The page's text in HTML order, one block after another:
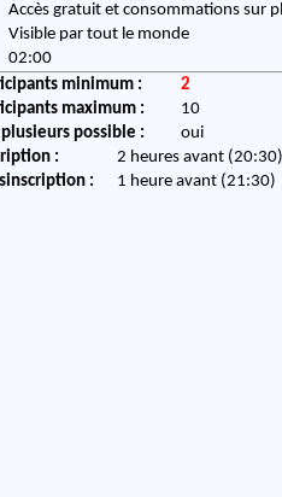
Accès gratuit et consommations sur
Visible par tout le monde
02:00
minimum :
2
maximum :
10
possible :
oui
:
2 heures avant (20:30)
:
1 heure avant (21:30)